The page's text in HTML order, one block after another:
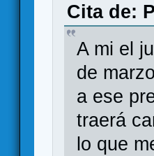
Cita de:
A mi el
de
a ese
traerá
lo que